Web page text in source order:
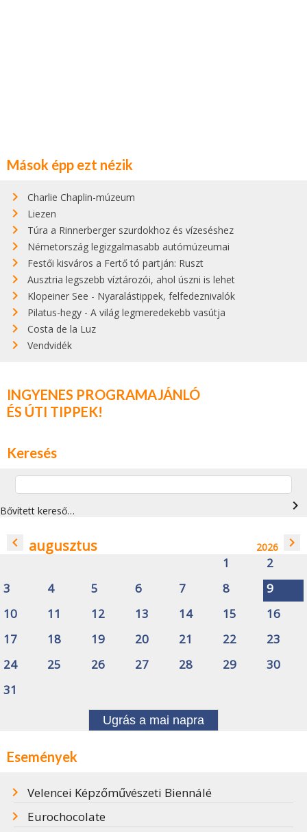
Mások épp ezt nézik
Charlie Chaplin-múzeum
Liezen
Túra a Rinnerberger szurdokhoz és vízeséshez
Németország legizgalmasabb autómúzeumai
Festői kisváros a Fertő tó partján: Ruszt
Ausztria legszebb víztározói, ahol úszni is lehet
Klopeiner See - Nyaralástippek, felfedeznivalók
Pilatus-hegy - A világ legmeredekebb vasútja
Costa de la Luz
Vendvidék
INGYENES PROGRAMAJÁNLÓ
ÉS ÚTI TIPPEK!
Keresés
Bővített kereső… navigate_next
navigate_before augusztus 2026 navigate_next
1
2
3
4 5 6 7 8
9
10
11 12 13 14 15
16
17
18 19 20 21 22
23
24
25 26 27 28 29
30
31
Ugrás a mai napra
Események
Velencei Képzőművészeti Biennálé
Eurochocolate